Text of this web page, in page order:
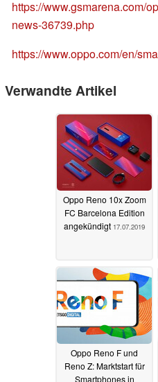
https://www.gsmarena.com/
news-36739.php
https://www.oppo.com/en/
Verwandte Artikel
Oppo Reno 10x Zoom
FC Barcelona Edition
angekündigt 17.07.2019
Oppo Reno F und
Reno Z: Marktstart für
Smartphones in